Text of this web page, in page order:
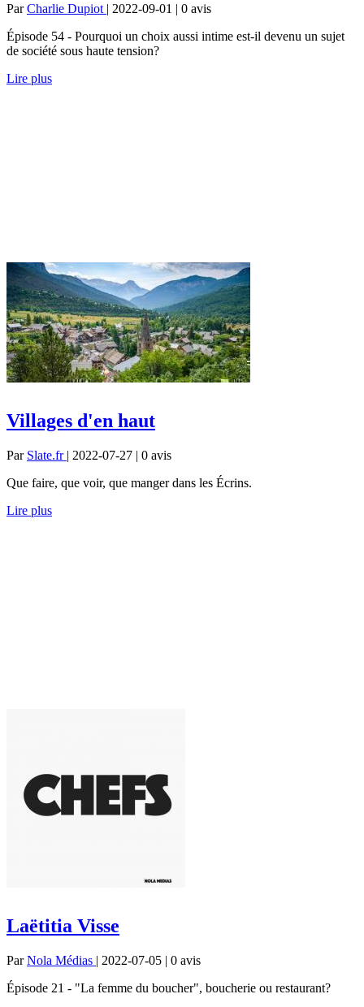
ParCharlie Dupiot | 2022-09-01 | 0 avis
Épisode 54 - Pourquoi un choix aussi intime est-il devenu un sujet
de société sous haute tension?
Lire plus
Villages d'en haut
Par Slate.fr | 2022-07-27 | 0 avis
Que faire, que voir, que manger dans les Écrins.
Lire plus
Laëtitia Visse
ParNola Médias | 2022-07-05 | 0 avis
Épisode 21 - "La femme du boucher", boucherie ou restaurant?